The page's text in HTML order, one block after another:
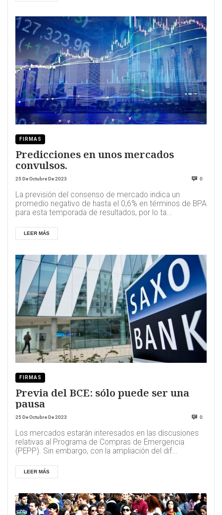
FIRMAS
Predicciones en unos mercados
convulsos.
25 De Octubre De 2023 0
La previsión del consenso de mercado indica un
promedio negativo de hasta el 0,6% en términos de BPA
para esta temporada de resultados, por lo ta...
LEER MÁS
FIRMAS
Previa del BCE: sólo puede ser una
pausa
25 De Octubre De 2023 0
Los mercados estarán interesados en las discusiones
relativas al Programa de Compras de Emergencia
(PEPP). Sin embargo, con la ampliación del dif...
LEER MÁS